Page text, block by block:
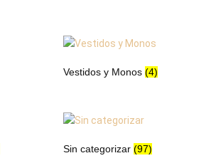
Vestidos y Monos (4)
Sin categorizar (97)